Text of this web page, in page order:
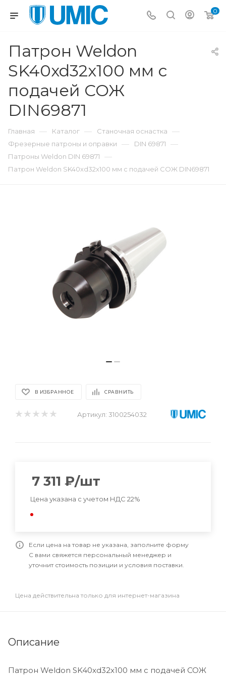
0
Патрон Weldon
SK40xd32x100 мм с
подачей СОЖ
DIN69871
Главная — Каталог — Станочная оснастка —
Фрезерные патроны и оправки — DIN 69871 —
Патроны Weldon DIN 69871 —
Патрон Weldon SK40xd32x100 мм с подачей СОЖ DIN69871
В ИЗБРАННОЕ СРАВНИТЬ
Артикул: 3100254032
7 311 ₽/шт
Цена указана с учетом НДС 22%
Если цена на товар не указана, заполните форму
С вами свяжется персональный менеджер и
уточнит стоимость позиции и условия поставки.
Цена действительна только для интернет-магазина
Описание
Патрон Weldon SK40xd32x100 мм с подачей СОЖ